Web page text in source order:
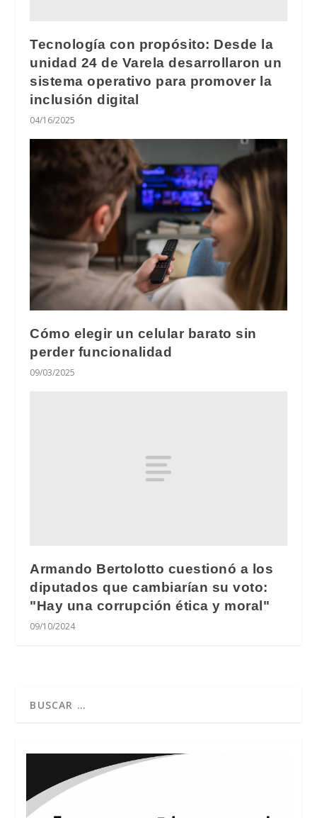
Tecnología con propósito: Desde la
unidad 24 de Varela desarrollaron un
sistema operativo para promover la
inclusión digital
04/16/2025
Cómo elegir un celular barato sin
perder funcionalidad
09/03/2025
Armando Bertolotto cuestionó a los
diputados que cambiarían su voto:
"Hay una corrupción ética y moral"
09/10/2024